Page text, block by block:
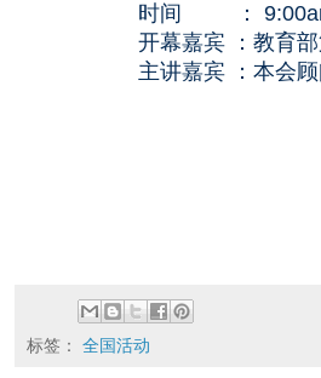
时间 ：
开幕嘉宾 ：教育部第一
主讲嘉宾 ：本会顾问
标签： 全国活动